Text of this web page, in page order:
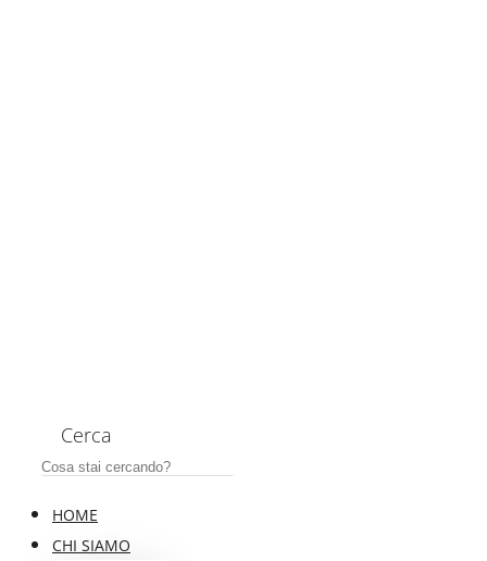
Cerca
HOME
CHI SIAMO